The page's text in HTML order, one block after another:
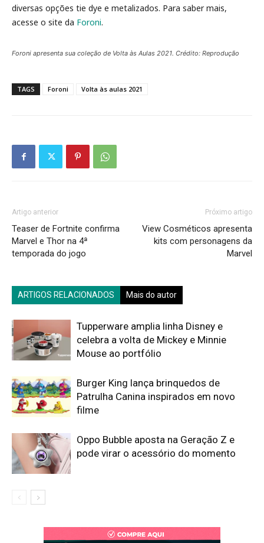
diversas opções tie dye e metalizados. Para saber mais,
acesse o site da Foroni.
Foroni apresenta sua coleção de Volta às Aulas 2021. Crédito: Reprodução
TAGS Foroni Volta às aulas 2021
Artigo anterior
Teaser de Fortnite confirma
Marvel e Thor na 4ª
temporada do jogo
Próximo artigo
View Cosméticos apresenta
kits com personagens da
Marvel
ARTIGOS RELACIONADOS Mais do autor
Tupperware amplia linha Disney e
celebra a volta de Mickey e Minnie
Mouse ao portfólio
Burger King lança brinquedos de
Patrulha Canina inspirados em novo
filme
Oppo Bubble aposta na Geração Z e
pode virar o acessório do momento